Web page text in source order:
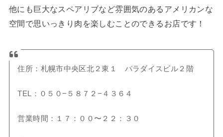
他にも巨大なスペアリブなど雰囲気のあるアメリカンな
空間で思いっきり肉を楽しむことのできるお店です！
住所：札幌市中央区北２東１ パラダイスビル２階
TEL：０５０−５８７２−４３６４
営業時間：１７：００〜２２：３０